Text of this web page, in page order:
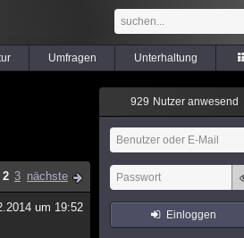
Umfragen Unterhaltung
2 3 nächste
um 19:52
929 Nutzer anwesend
Einloggen